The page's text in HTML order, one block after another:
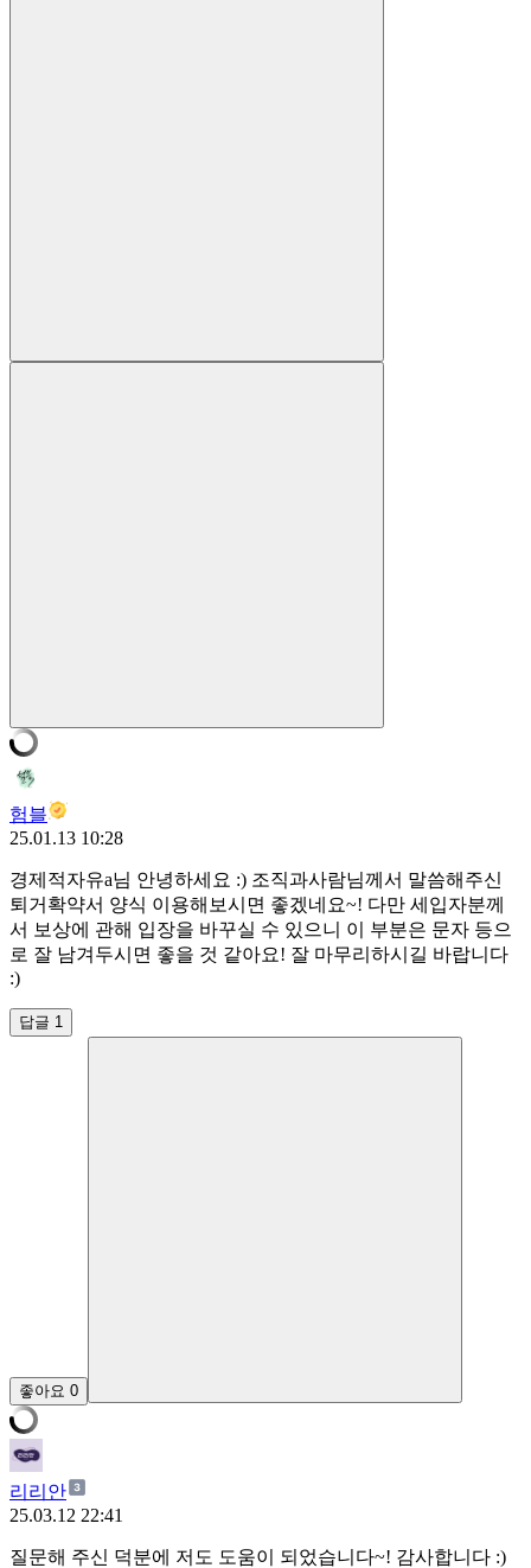
험블
25.01.13 10:28
경제적자유a님 안녕하세요 :) 조직과사람님께서 말씀해주신
퇴거확약서 양식 이용해보시면 좋겠네요~! 다만 세입자분께
서 보상에 관해 입장을 바꾸실 수 있으니 이 부분은 문자 등으
로 잘 남겨두시면 좋을 것 같아요! 잘 마무리하시길 바랍니다
:)
답글 1
좋아요 0
리리안
25.03.12 22:41
질문해 주신 덕분에 저도 도움이 되었습니다~! 감사합니다 :)